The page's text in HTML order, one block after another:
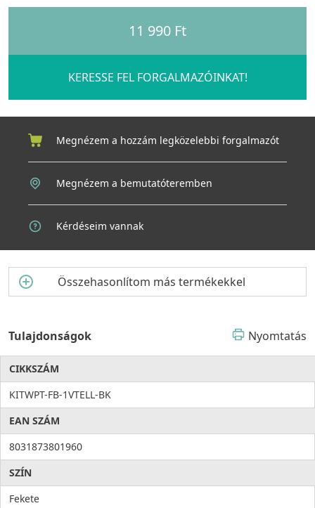
11 990 Ft
KERESSE FEL FORGALMAZÓINKAT!
Megnézem a hozzám legközelebbi forgalmazót
Megnézem a bemutatóteremben
Kérdéseim vannak
Összehasonlítom más termékekkel
Tulajdonságok Nyomtatás
CIKKSZÁM
KITWPT-FB-1VTELL-BK
EAN SZÁM
8031873801960
SZÍN
Fekete